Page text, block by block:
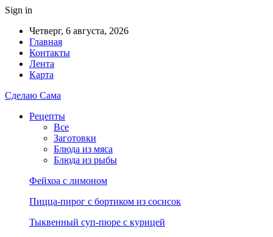
Sign in
Четверг, 6 августа, 2026
Главная
Контакты
Лента
Карта
Сделаю Сама
Рецепты
Все
Заготовки
Блюда из мяса
Блюда из рыбы
Фейхоа с лимоном
Пицца-пирог с бортиком из сосисок
Тыквенный суп-пюре с курицей